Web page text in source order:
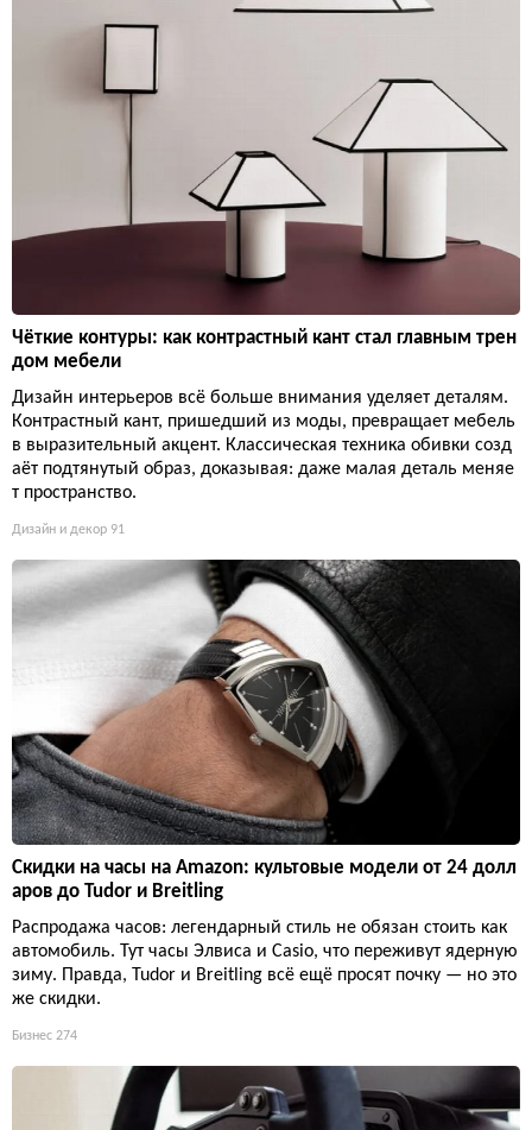
Чёткие контуры: как контрастный кант стал главным трен
дом мебели
Дизайн интерьеров всё больше внимания уделяет деталям.
Контрастный кант, пришедший из моды, превращает мебель
в выразительный акцент. Классическая техника обивки созд
аёт подтянутый образ, доказывая: даже малая деталь меняе
т пространство.
Дизайн и декор 91
Скидки на часы на Amazon: культовые модели от 24 долл
аров до Tudor и Breitling
Распродажа часов: легендарный стиль не обязан стоить как
автомобиль. Тут часы Элвиса и Casio, что переживут ядерную
зиму. Правда, Tudor и Breitling всё ещё просят почку — но это
же скидки.
Бизнес 274